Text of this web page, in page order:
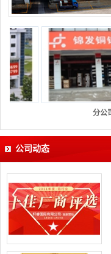
公司动态